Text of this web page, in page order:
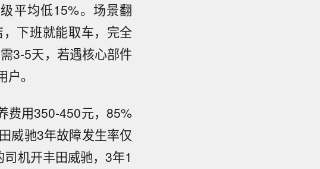
平均低15%。场景翻
下班就能取车，完全
3-5天，若遇核心部件
。
费用350-450元，85%
威驰3年故障发生率仅
机开丰田威驰，3年1